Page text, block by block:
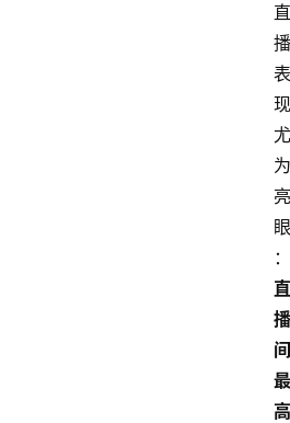
直
播
表
现
尤
为
亮
眼
：
直
播
间
最
高